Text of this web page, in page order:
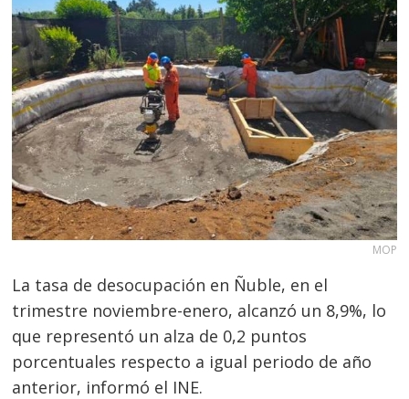
MOP
La tasa de desocupación en Ñuble, en el
trimestre noviembre-enero, alcanzó un 8,9%, lo
que representó un alza de 0,2 puntos
porcentuales respecto a igual periodo de año
anterior, informó el INE.